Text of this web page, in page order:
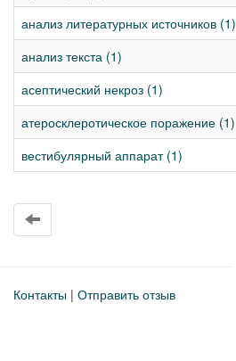
анализ литературных источников (1)
анализ текста (1)
асептический некроз (1)
атеросклеротическое поражение (1)
вестибулярный аппарат (1)
Контакты | Отправить отзыв